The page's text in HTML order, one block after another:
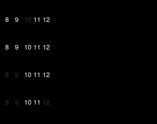
8 9 10 11 12
8 9 10 11 12
8 9 10 11 12
8 9 10 11 12